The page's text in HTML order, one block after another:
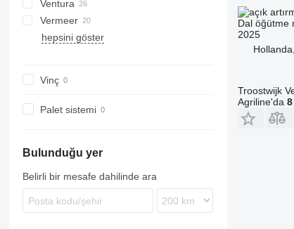
Skorpion
1270
TW
Ventura
Vermeer
BC
FH
MZA
hepsini göster
Vinç
Palet sistemi
Bulunduğu yer
Belirli bir mesafe dahilinde ara
Dal öğütme
2025
Troostwijk
Agriline'da 8